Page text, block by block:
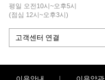
평일 오전10시~오후5시
(점심 12시~오후3시)
고객센터 연결